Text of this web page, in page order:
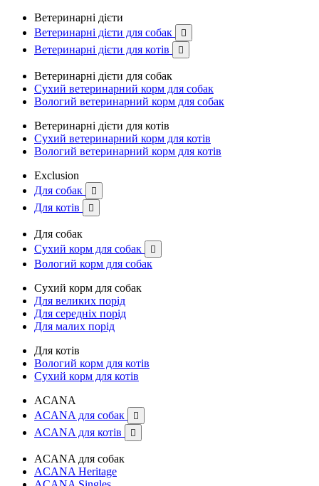
Ветеринарні дієти
Ветеринарні дієти для собак

Ветеринарні дієти для котів 
Ветеринарні дієти для собак
Сухий ветеринарний корм для собак
Вологий ветеринарний корм для собак
Ветеринарні дієти для котів
Сухий ветеринарний корм для котів
Вологий ветеринарний корм для котів
Exclusion
Для собак

Для котів 
Для собак
Сухий корм для собак

Вологий корм для собак
Сухий корм для собак
Для великих порід
Для середніх порід
Для малих порід
Для котів
Вологий корм для котів
Сухий корм для котів
ACANA
ACANA для собак

ACANA для котів 
ACANA для собак
ACANA Heritage